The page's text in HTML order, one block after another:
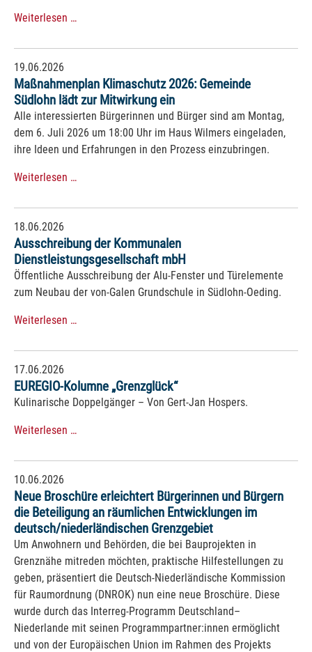
Weiterlesen …
19.06.2026
Maßnahmenplan Klimaschutz 2026: Gemeinde
Südlohn lädt zur Mitwirkung ein
Alle interessierten Bürgerinnen und Bürger sind am Montag,
dem 6. Juli 2026 um 18:00 Uhr im Haus Wilmers eingeladen,
ihre Ideen und Erfahrungen in den Prozess einzubringen.
Weiterlesen …
18.06.2026
Ausschreibung der Kommunalen
Dienstleistungsgesellschaft mbH
Öffentliche Ausschreibung der Alu-Fenster und Türelemente
zum Neubau der von-Galen Grundschule in Südlohn-Oeding.
Weiterlesen …
17.06.2026
EUREGIO-Kolumne „Grenzglück“
Kulinarische Doppelgänger – Von Gert-Jan Hospers.
Weiterlesen …
10.06.2026
Neue Broschüre erleichtert Bürgerinnen und Bürgern
die Beteiligung an räumlichen Entwicklungen im
deutsch/niederländischen Grenzgebiet
Um Anwohnern und Behörden, die bei Bauprojekten in
Grenznähe mitreden möchten, praktische Hilfestellungen zu
geben, präsentiert die Deutsch-Niederländische Kommission
für Raumordnung (DNROK) nun eine neue Broschüre. Diese
wurde durch das Interreg-Programm Deutschland–
Niederlande mit seinen Programmpartner:innen ermöglicht
und von der Europäischen Union im Rahmen des Projekts